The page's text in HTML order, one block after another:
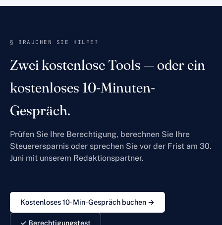
§ BRAUCHEN SIE HILFE?
Zwei kostenlose Tools — oder ein
kostenloses 10-Minuten-
Gespräch.
Prüfen Sie Ihre Berechtigung, berechnen Sie Ihre
Steuerersparnis oder sprechen Sie vor der Frist am 30.
Juni mit unserem Redaktionspartner.
Kostenloses 10-Min-Gespräch buchen →
✓ Berechtigungstest